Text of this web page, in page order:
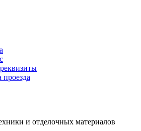
и отделочных материалов